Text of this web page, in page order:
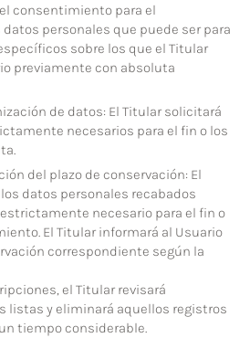
consentimiento para el
personales que puede ser para
sobre los que el Titular
previamente con absoluta
de datos: El Titular solicitará
necesarios para el fin o los
del plazo de conservación: El
datos personales recabados
necesario para el fin o
El Titular informará al Usuario
correspondiente según la
el Titular revisará
listas y eliminará aquellos registros
tiempo considerable.